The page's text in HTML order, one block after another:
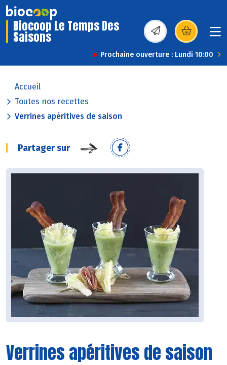
Biocoop Le Temps Des
Saisons (s’ouvre dans une
Prochaine ouverture : Lundi 10:00
Accueil
Toutes nos recettes
Verrines apéritives de saison
Partager sur
Verrines apéritives de saison